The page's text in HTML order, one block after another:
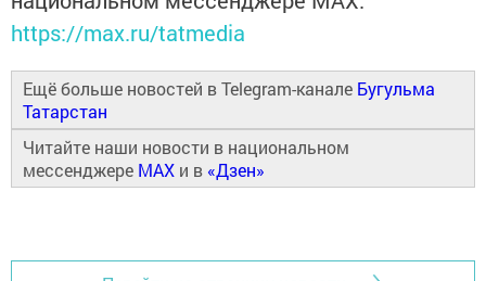
https://max.ru/tatmedia
Ещё больше новостей в Telegram-канале Бугульма
Татарстан
Читайте наши новости в национальном
мессенджере MAX и в «Дзен»